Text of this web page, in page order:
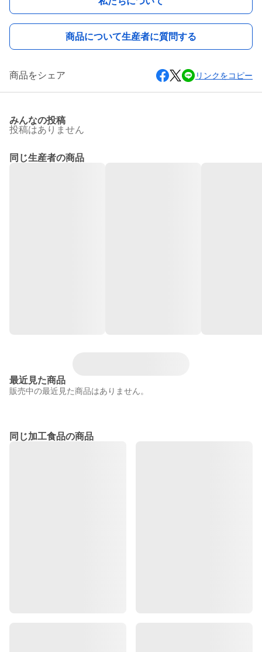
商品について生産者に質問する
商品をシェア リンクをコピー
みんなの投稿
投稿はありません
同じ生産者の商品
最近見た商品
販売中の最近見た商品はありません。
同じ加工食品の商品